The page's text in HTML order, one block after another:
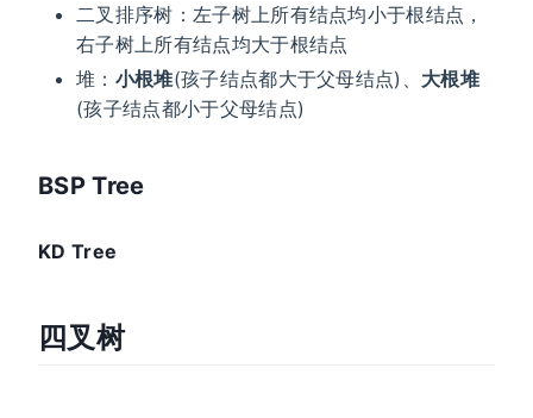
二叉排序树：左子树上所有结点均小于根结点，
右子树上所有结点均大于根结点
堆： 小根堆(孩子结点都大于父母结点)、 大根堆
(孩子结点都小于父母结点)
BSP Tree
KD Tree
四叉树